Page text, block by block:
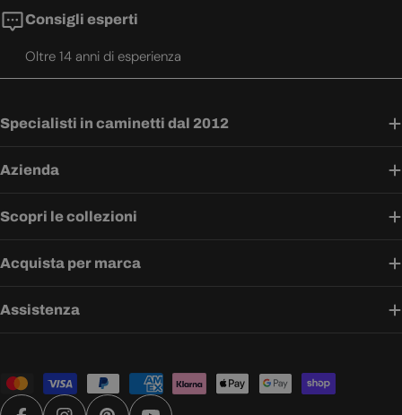
Consigli esperti
Oltre 14 anni di esperienza
Specialisti in caminetti dal 2012
Azienda
Scopri le collezioni
Acquista per marca
Assistenza
Metodi
di